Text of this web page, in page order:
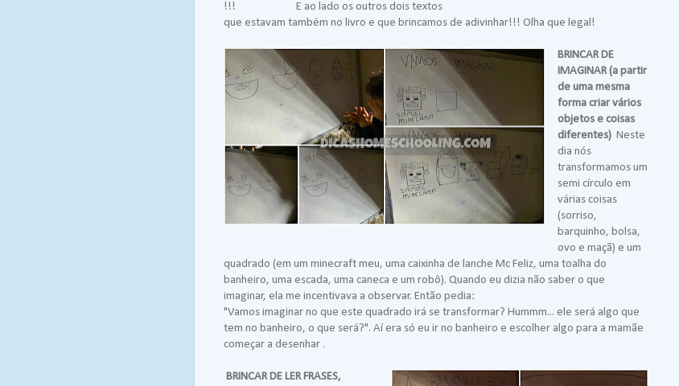
!!! E ao lado os outros dois textos
que estavam também no livro e que brincamos de adivinhar!!! Olha que legal!
BRINCAR DE
IMAGINAR (a partir
de uma mesma
forma criar vários
objetos e coisas
diferentes) Neste
dia nós
transformamos um
semi círculo em
várias coisas
(sorriso,
barquinho, bolsa,
ovo e maçã) e um
quadrado (em um minecraft meu, uma caixinha de lanche Mc Feliz, uma toalha do
banheiro, uma escada, uma caneca e um robô). Quando eu dizia não saber o que
imaginar, ela me incentivava a observar. Então pedia:
"Vamos imaginar no que este quadrado irá se transformar? Hummm... ele será algo que
tem no banheiro, o que será?". Aí era só eu ir no banheiro e escolher algo para a mamãe
começar a desenhar .
BRINCAR DE LER FRASES,